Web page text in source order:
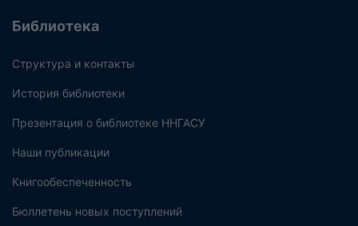
Библиотека
Структура и контакты
История библиотеки
Презентация о библиотеке ННГАСУ
Наши публикации
Книгообеспеченность
Бюллетень новых поступлений